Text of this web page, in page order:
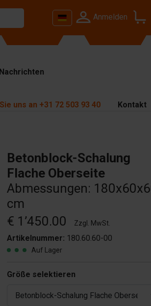
Anmelden
Nachrichten
uns an +31 72 503 93 40 Kontakt
Betonblock-Schalung
Flache Oberseite
Abmessungen:
cm
€ 1’450.00
Zzgl. MwSt.
Artikelnummer: 180.60.60-00
Auf Lager
Größe selektieren